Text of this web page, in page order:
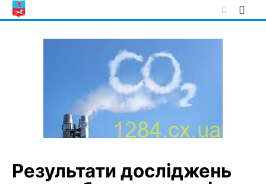
Skip
to
Результати досліджень